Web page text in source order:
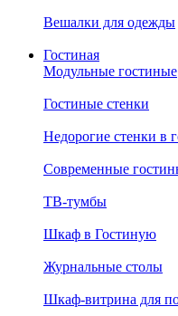
Вешалки для одежды
Гостиная
Модульные гостиные
Гостиные стенки
Недорогие стенки в
Современные
ТВ-тумбы
Шкаф в Гостиную
Журнальные столы
Шкаф-витрина для